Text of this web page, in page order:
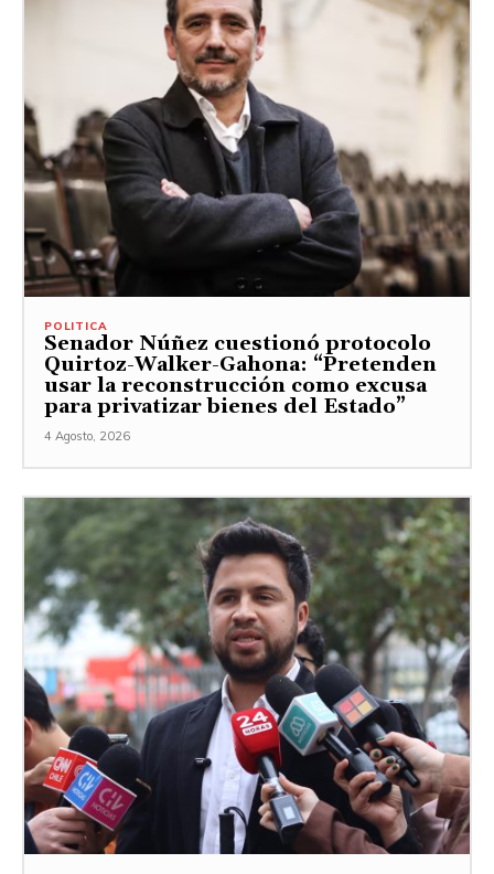
POLITICA
Senador Núñez cuestionó protocolo
Quirtoz-Walker-Gahona: “Pretenden
usar la reconstrucción como excusa
para privatizar bienes del Estado”
4 Agosto, 2026